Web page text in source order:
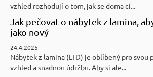
vzhled rozhodují o tom, jak se doma cí...
Jak pečovat o nábytek z lamina,
jako nový
24.4.2025
Nábytek z lamina (LTD) je oblíbený pro
vzhled a snadnou údržbu. Aby si ale...